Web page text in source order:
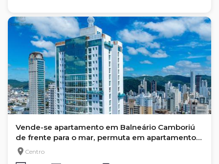
Vende-se apartamento em Balneário Camboriú
de frente para o mar, permuta em apartamento
em Londrina e Curitiba.
Centro